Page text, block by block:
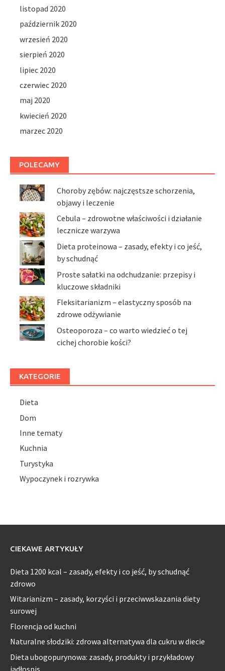
listopad 2020
październik 2020
wrzesień 2020
sierpień 2020
lipiec 2020
czerwiec 2020
maj 2020
kwiecień 2020
marzec 2020
POLECAMY
Choroby zębów: najczęstsze schorzenia,
objawy i leczenie
Cebula – zdrowotne właściwości i działanie
lecznicze warzywa
Dieta proteinowa – zasady, efekty i co jeść,
by schudnąć
Proste sałatki na odchudzanie: przepisy i
kluczowe składniki
Fleksitarianizm – elastyczny sposób na
zdrowe odżywianie
Osteoporoza – co warto wiedzieć o tej
cichej chorobie kości?
KATEGORIE
Dieta
Dom
Inne tematy
Kuchnia
Turystyka
Wypoczynek i rozrywka
CIEKAWE ARTYKUŁY
Dieta 1200 kcal – zasady, efekty i co jeść, by schudnąć
zdrowo
Witarianizm – zasady, korzyści i przeciwwskazania diety
surowej
Florencja od kuchni
Naturalne słodziki: zdrowa alternatywa dla cukru w diecie
Dieta ubogopurynowa: zasady, produkty i przykładowy
jadłospis